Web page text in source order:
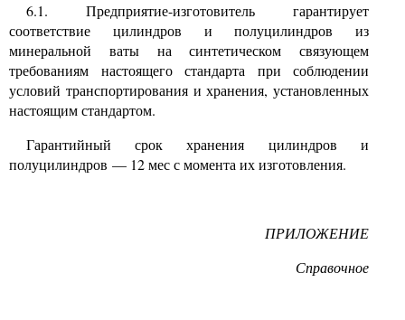
6.1. Предприятие-изготовитель гарантирует
соответствие цилиндров и полуцилиндров из
минеральной ваты на синтетическом связующем
требованиям настоящего стандарта при соблюдении
условий транспортирования и хранения, установленных
настоящим стандартом.
Гарантийный срок хранения цилиндров и
полуцилиндров — 12мес с момента их изготовления.
ПРИЛОЖЕНИЕ
Справочное